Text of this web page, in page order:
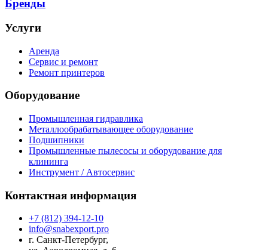
Бренды
Услуги
Аренда
Сервис и ремонт
Ремонт принтеров
Оборудование
Промышленная гидравлика
Металлообрабатывающее оборудование
Подшипники
Промышленные пылесосы и оборудование для
клининга
Инструмент / Автосервис
Контактная информация
+7 (812) 394-12-10
info@snabexport.pro
г. Санкт-Петербург,